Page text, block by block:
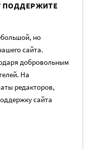
ПОДДЕРЖИТЕ
но
сайта.
добровольным
На
редакторов,
сайта